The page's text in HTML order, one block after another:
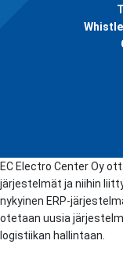
EC Electro Center Oy
järjestelmät ja niihin
nykyinen ERP-
otetaan uusia
logistiikan hallintaan.